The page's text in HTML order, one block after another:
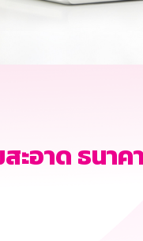
ะอาด ธนา